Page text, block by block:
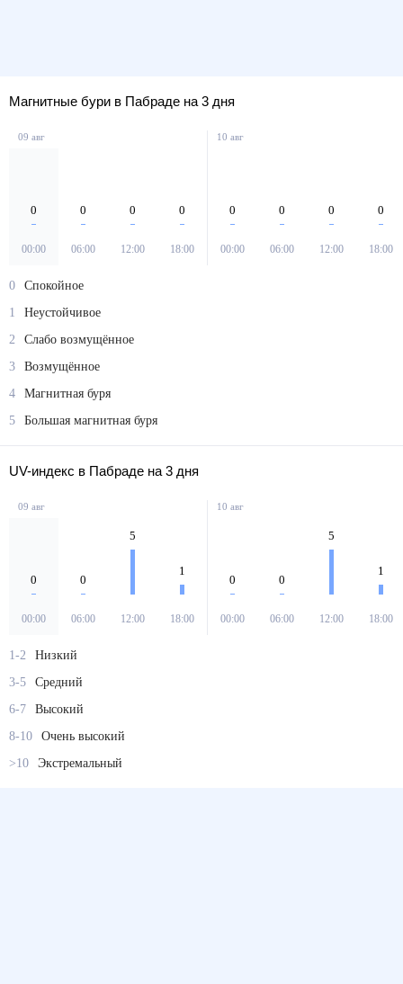
Магнитные бури в Пабраде на 3 дня
09 авг
0
00:00
0
06:00
0
12:00
0
18:00
10 авг
0
00:00
0
06:00
0
12:00
0
18:00
0
Спокойное
1
Неустойчивое
2
Слабо возмущённое
3
Возмущённое
4
Магнитная буря
5
Большая магнитная буря
UV-индекс в Пабраде на 3 дня
09 авг
0
00:00
0
06:00
5
12:00
1
18:00
10 авг
0
00:00
0
06:00
5
12:00
1
18:00
1-2
Низкий
3-5
Средний
6-7
Высокий
8-10
Очень высокий
>10
Экстремальный